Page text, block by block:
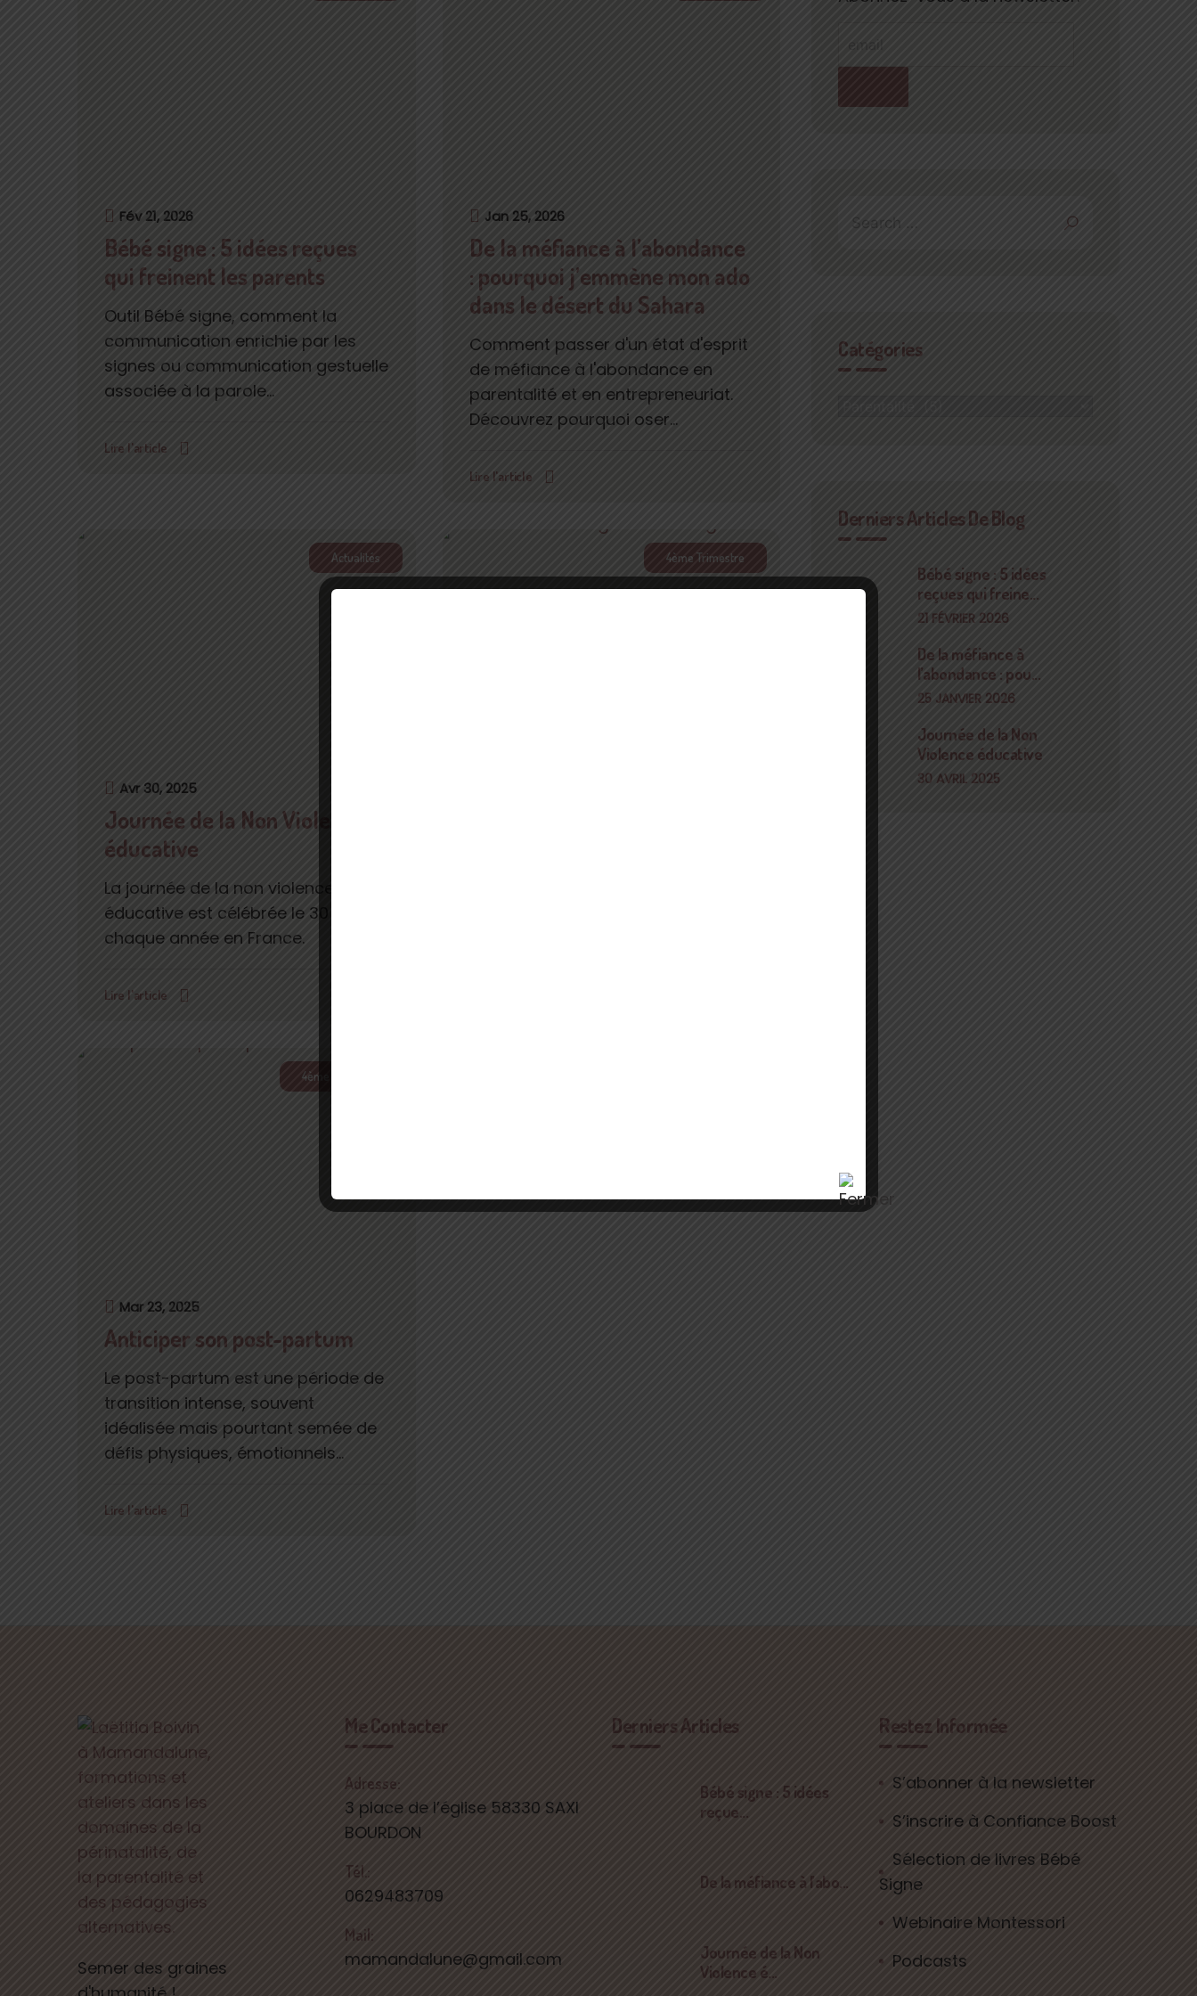
Fév 21, 2026
Bébé signe : 5 idées reçues
qui freinent les parents
Outil Bébé signe, comment la
communication enrichie par les
signes ou communication gestuelle
associée à la parole...
Lire l'article
Jan 25, 2026
De la méfiance à l’abondance
: pourquoi j’emmène mon ado
dans le désert du Sahara
Comment passer d'un état d'esprit
de méfiance à l'abondance en
parentalité et en entrepreneuriat.
Découvrez pourquoi oser...
Lire l'article
Actualités
Avr 30, 2025
Journée de la Non Violence
éducative
La journée de la non violence
éducative est célébrée le 30 avril
chaque année en France.
Lire l'article
4ème Trimestre
4ème Trimestre
Mar 23, 2025
Anticiper son post-partum
Le post-partum est une période de
transition intense, souvent
idéalisée mais pourtant semée de
défis physiques, émotionnels...
Lire l'article
Catégories
Derniers Articles De Blog
Bébé signe : 5 idées
reçues qui freine...
21 FÉVRIER 2026
De la méfiance à
l’abondance : pou...
25 JANVIER 2026
Journée de la Non
Violence éducative
30 AVRIL 2025
Semer des graines
Me Contacter
Adresse:
3 place de l’église 58330 SAXI
BOURDON
Tél.:
0629483709
Mail:
mamandalune@gmail.com
Derniers Articles
Bébé signe : 5 idées
reçue...
De la méfiance à l’abo...
Journée de la Non
Violence é...
Restez Informée
S’abonner à la newsletter
S’inscrire à Confiance Boost
Sélection de livres Bébé
Signe
Webinaire Montessori
Podcasts